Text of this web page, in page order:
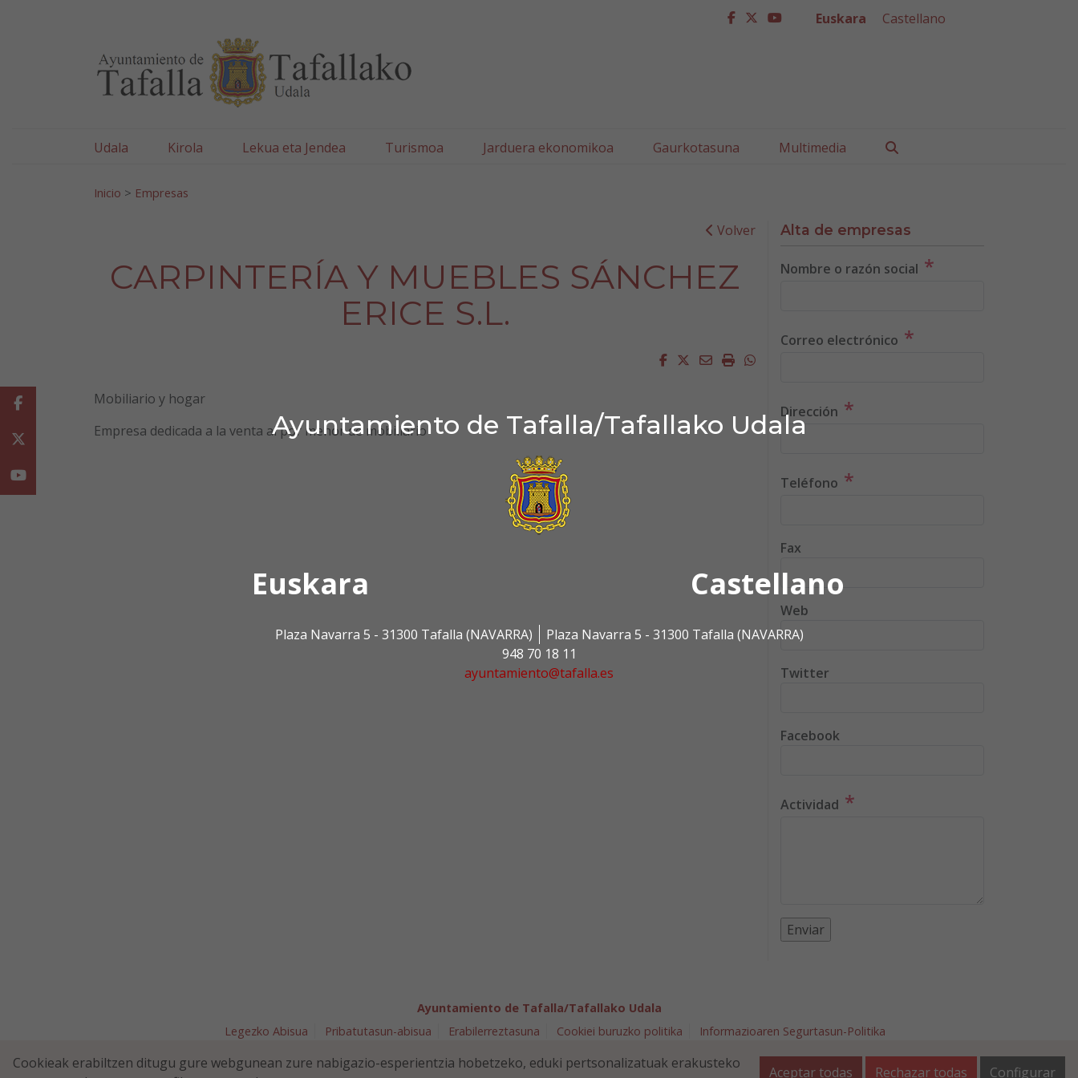
Ayuntamiento de Tafalla/Tafallako Udala
Euskara Castellano
Plaza Navarra 5 - 31300 Tafalla (NAVARRA)
Plaza Navarra 5 - 31300 Tafalla (NAVARRA)
948 70 18 11
ayuntamiento@tafalla.es
facebook
twitter
youtube
Euskara Castellano
Udala Kirola Lekua eta Jendea Turismoa Jarduera ekonomikoa Gaurkotasuna Multimedia
Inicio > Empresas
Volver
CARPINTERÍA Y MUEBLES SÁNCHEZ
ERICE S.L.
Facebook
Twitter
EmailImprimirWhatsapp
Mobiliario y hogar
Empresa dedicada a la venta al por menor de mobiliario
Alta de empresas
Nombre o razón social *
Correo electrónico *
Dirección *
Teléfono *
Fax
Web
Twitter
Facebook
Actividad *
Facebook
Youtube
Ayuntamiento de Tafalla/Tafallako Udala
Legezko Abisua
Pribatutasun-abisua Erabilerreztasuna Cookiei buruzko politika
Informazioaren Segurtasun-Politika
ayuntamiento@tafalla.es
Cookieak erabiltzen ditugu gure webgunean zure nabigazio-esperientzia hobetzeko, eduki pertsonalizatuak erakusteko
Aceptar todas Rechazar todas Configurar